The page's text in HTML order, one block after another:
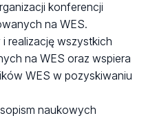
konferencji
na WES.
realizację wszystkich
na WES oraz wspiera
WES w pozyskiwaniu
naukowych